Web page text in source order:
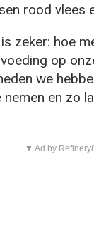
rood vlees
zeker: hoe
op
we
nemen en zo
▼ Ad by